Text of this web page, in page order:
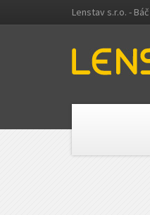
Lenstav s.r.o. -